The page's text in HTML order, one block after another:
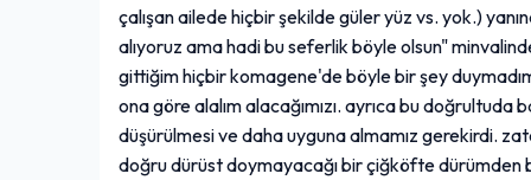
+
Bi’ Tatlı Fırsat Menü
190,00₺
Mega Çiğ Köfte Dürüm (125 gr. çiğ köfte, çift lavaş, seçeceğiniz 5 çeşit garnitür, seçeceğiniz 2 çeşit sos) + Komagene Ayran (17 cl.) + Danette
çalışan ailede hiçbir şekilde güler yüz vs. yok.)
alıyoruz ama hadi bu seferlik böyle olsun"
gittiğim hiçbir komagene'de böyle bir şey
ona göre alalım alacağımızı. ayrıca bu doğrultuda
düşürülmesi ve daha uyguna almamız gerekirdi.
doğru dürüst doymayacağı bir çiğköfte dürümden